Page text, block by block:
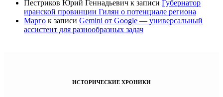
Пестриков Юрий Геннадьевич к записи Губернатор
иранской провинции Гилян о потенциале региона
Марго к записи Gemini от Google — универсальный
ассистент для разнообразных задач
ИСТОРИЧЕСКИЕ ХРОНИКИ